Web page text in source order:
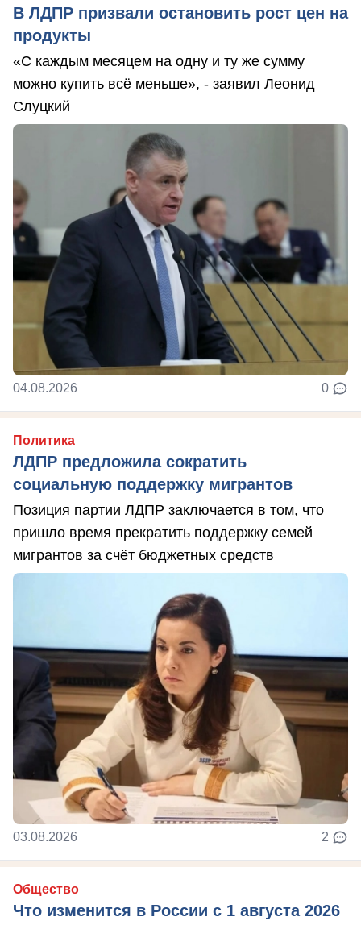
В ЛДПР призвали остановить рост цен на
продукты
«С каждым месяцем на одну и ту же сумму
можно купить всё меньше», - заявил Леонид
Слуцкий
04.08.2026 0
Политика
ЛДПР предложила сократить
социальную поддержку мигрантов
Позиция партии ЛДПР заключается в том, что
пришло время прекратить поддержку семей
мигрантов за счёт бюджетных средств
03.08.2026 2
Общество
Что изменится в России с 1 августа 2026